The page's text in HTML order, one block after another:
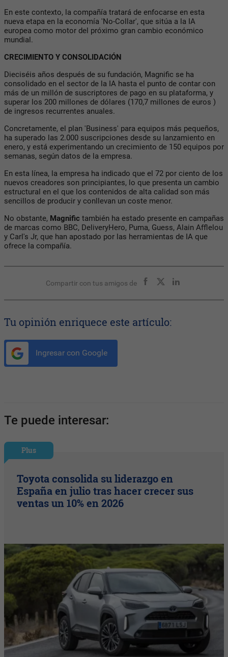
En este contexto, la compañía tratará de enfocarse en esta
nueva etapa en la economía 'No-Collar', que sitúa a la IA
europea como motor del próximo gran cambio económico
mundial.
CRECIMIENTO Y CONSOLIDACIÓN
Dieciséis años después de su fundación, Magnific se ha
consolidado en el sector de la IA hasta el punto de contar con
más de un millón de suscriptores de pago en su plataforma, y
superar los 200 millones de dólares (170,7 millones de euros )
de ingresos recurrentes anuales.
Concretamente, el plan 'Business' para equipos más pequeños,
ha superado las 2.000 suscripciones desde su lanzamiento en
enero, y está experimentando un crecimiento de 150 equipos por
semanas, según datos de la empresa.
En esta línea, la empresa ha indicado que el 72 por ciento de los
nuevos creadores son principiantes, lo que presenta un cambio
estructural en el que los contenidos de alta calidad son más
sencillos de producir y conllevan un coste menor.
No obstante, Magnific también ha estado presente en campañas
de marcas como BBC, DeliveryHero, Puma, Guess, Alain Afflelou
y Carl's Jr, que han apostado por las herramientas de IA que
ofrece la compañía.
Compartir con tus amigos de
Tu opinión enriquece este artículo:
Ingresar con Google
Te puede interesar:
Plus
Toyota consolida su liderazgo en
España en julio tras hacer crecer sus
ventas un 10% en 2026